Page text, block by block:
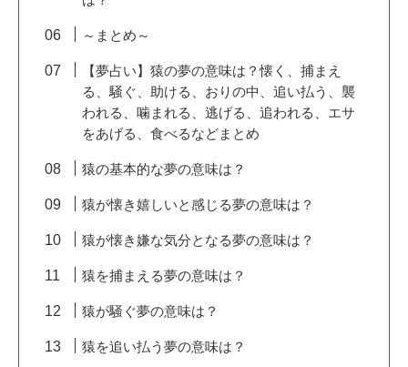
～まとめ～
【夢占い】猿の夢の意味は？懐く、捕まえ
る、騒ぐ、助ける、おりの中、追い払う、襲
われる、噛まれる、逃げる、追われる、エサ
をあげる、食べるなどまとめ
猿の基本的な夢の意味は？
猿が懐き嬉しいと感じる夢の意味は？
猿が懐き嫌な気分となる夢の意味は？
猿を捕まえる夢の意味は？
猿が騒ぐ夢の意味は？
猿を追い払う夢の意味は？